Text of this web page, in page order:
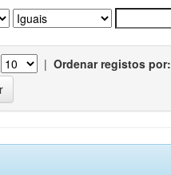
| Ordenar registos por: